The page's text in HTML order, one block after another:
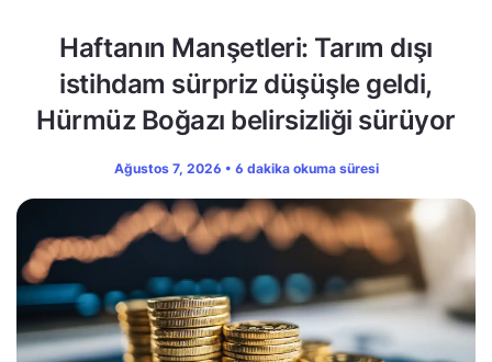
Haftanın Manşetleri: Tarım dışı
istihdam sürpriz düşüşle geldi,
Hürmüz Boğazı belirsizliği sürüyor
Ağustos 7, 2026 • 6 dakika okuma süresi